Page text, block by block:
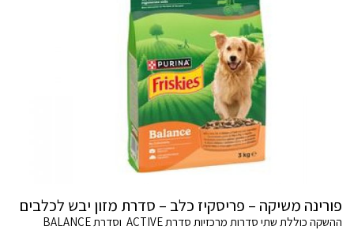
פורינה משיקה – פריסקיז כלב – סדרת מזון יבש לכלבים
ההשקה כוללת שתי סדרות מרכזיות סדרת ACTIVE וסדרת BALANCE